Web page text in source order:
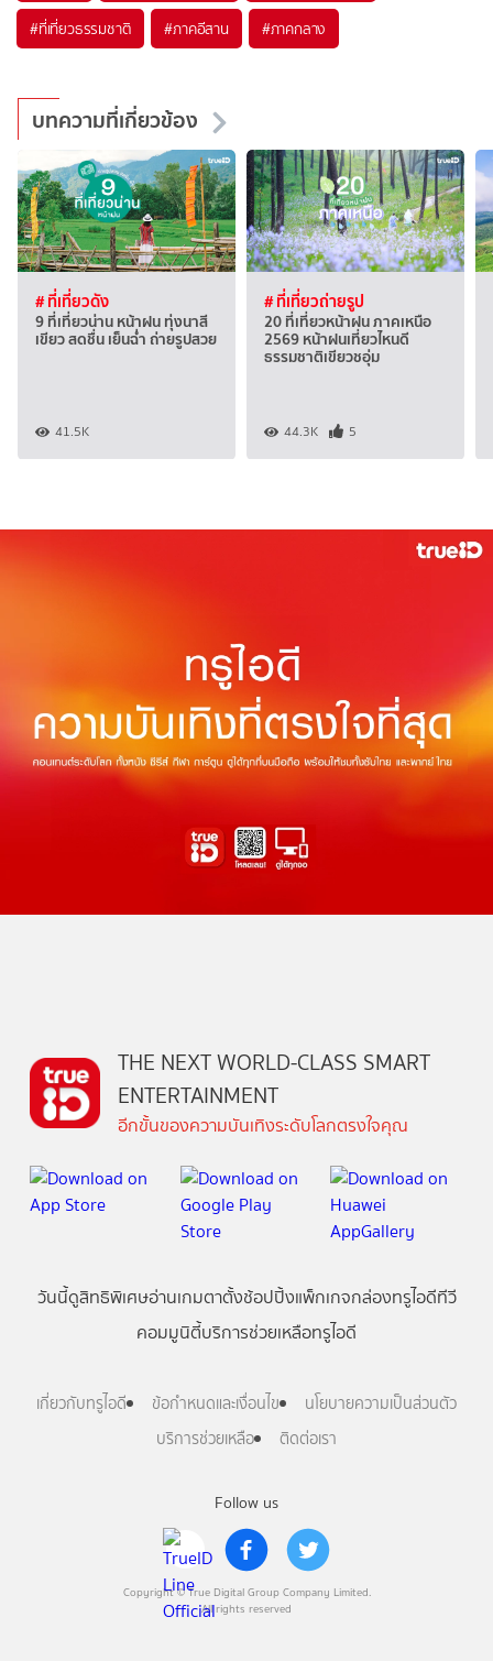
#ที่เที่ยวธรรมชาติ #ภาคอีสาน #ภาคกลาง
บทความที่เกี่ยวข้อง
# ที่เที่ยวดัง
9 ที่เที่ยวน่าน หน้าฝน ทุ่งนาสี
เขียว สดชื่น เย็นฉ่ำ ถ่ายรูปสวย
41.5K
# ที่เที่ยวถ่ายรูป
20 ที่เที่ยวหน้าฝน ภาคเหนือ
2569 หน้าฝนเที่ยวไหนดี
ธรรมชาติเขียวชอุ่ม
44.3K 5
Follow us
Copyright © True Digital Group Company Limited.
All rights reserved
THE NEXT WORLD-CLASS SMART
ENTERTAINMENT
อีกขั้นของความบันเทิงระดับโลกตรงใจคุณ
วันนี้ดูสิทธิพิเศษอ่านเกมตาตั้งช้อปปิ้งแพ็กเกจกล่องทรูไอดีทีวี
คอมมูนิตี้บริการช่วยเหลือทรูไอดี
เกี่ยวกับทรูไอดี ข้อกำหนดและเงื่อนไข
นโยบายความเป็นส่วนตัว
บริการช่วยเหลือ
ติดต่อเรา